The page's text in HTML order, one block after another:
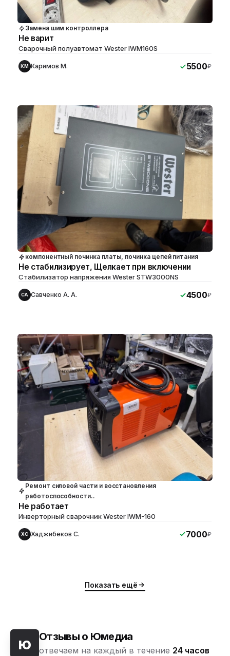
Замена шим контроллера
Не варит
Сварочный полуавтомат Wester IWM160S
КМ Каримов М. 5500₽
компонентный починка платы, починка цепей питания
Не стабилизирует, Щелкает при включении
Стабилизатор напряжения Wester STW3000NS
СА Савченко А. А. 4500₽
Ремонт силовой части и восстановления
работоспособности..
Не работает
Инверторный сварочник Wester IWM-160
ХС Хаджибеков С. 7000₽
Показать ещё
ю Отзывы о Юмедиа
отвечаем на каждый в течение 24 часов